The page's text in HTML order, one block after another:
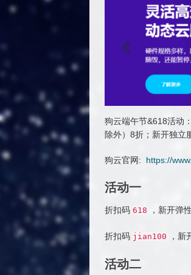
狗云端午节&618活动
除外）8折；新开独立
狗云官网: https://
活动一
折扣码 618 ，新开弹
折扣码 jian100 ，新
活动二